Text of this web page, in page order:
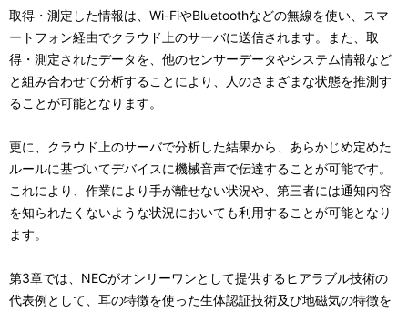
取得・測定した情報は、Wi-FiやBluetoothなどの無線を使い、スマ
ートフォン経由でクラウド上のサーバに送信されます。また、取
得・測定されたデータを、他のセンサーデータやシステム情報など
と組み合わせて分析することにより、人のさまざまな状態を推測す
ることが可能となります。
更に、クラウド上のサーバで分析した結果から、あらかじめ定めた
ルールに基づいてデバイスに機械音声で伝達することが可能です。
これにより、作業により手が離せない状況や、第三者には通知内容
を知られたくないような状況においても利用することが可能となり
ます。
第3章では、NECがオンリーワンとして提供するヒアラブル技術の
代表例として、耳の特徴を使った生体認証技術及び地磁気の特徴を